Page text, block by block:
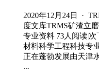
2020年12月24日 ·
度文库TRMS矿渣立
专业资料 73人阅读|
材料科学工程科技专
正在蓬勃发展由天津
...